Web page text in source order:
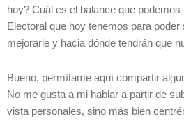
hoy? Cuál es el balance que
Electoral que hoy tenemos para poder
mejorarle y hacia dónde tendrán que
Bueno, permítame aquí compartir
No me gusta a mi hablar a partir de
vista personales, sino más bien